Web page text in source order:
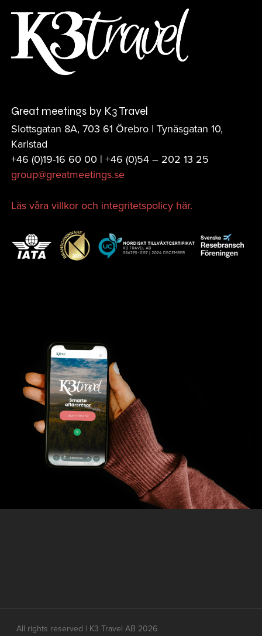
Great meetings by K3 Travel
Slottsgatan 8A, 703 61 Örebro | Tynäsgatan 10,
Karlstad
+46 (0)19-16 60 00 | +46 (0)54 – 202 13 25
group@greatmeetings.se
Läs våra villkor och integritetspolicy här.
All rights reserved | K3 Travel AB 2026